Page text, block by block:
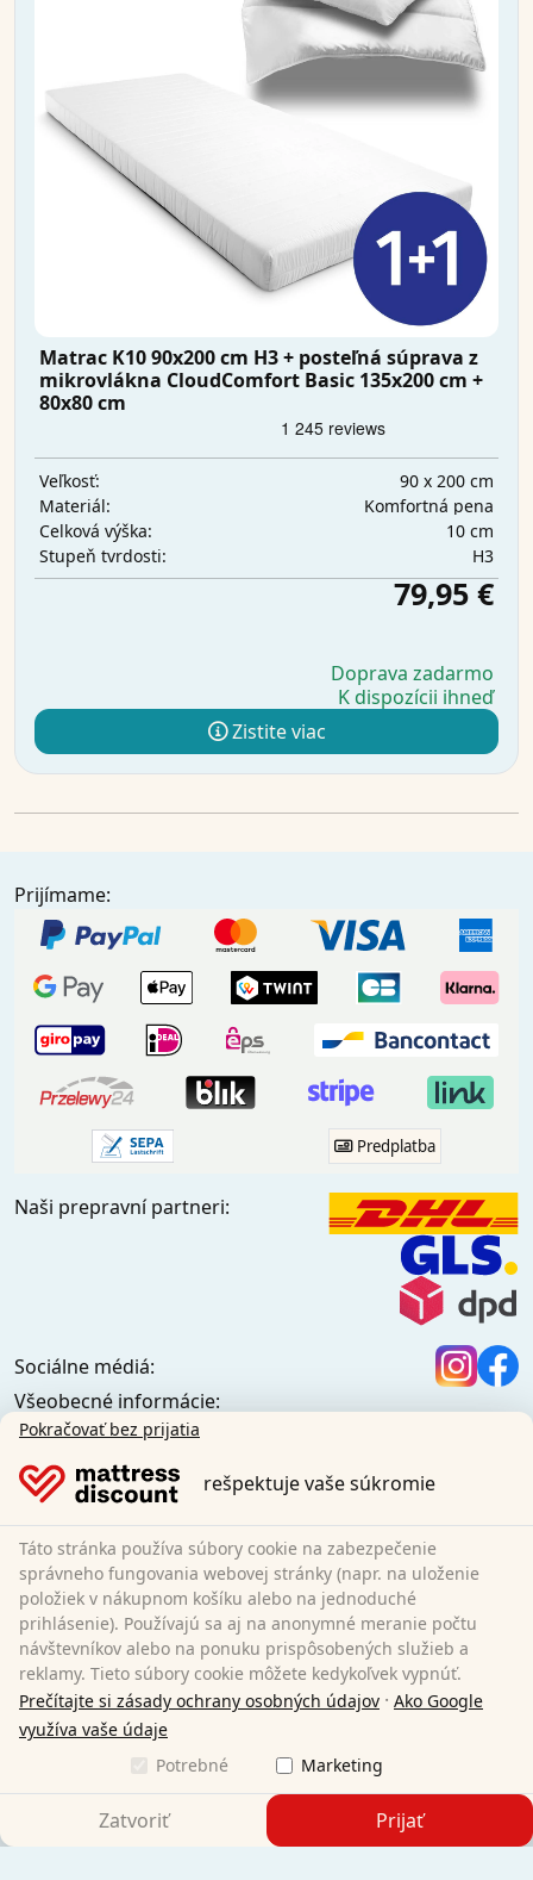
Matrac K10 90x200 cm H3 + posteľná súprava z
mikrovlákna CloudComfort Basic 135x200 cm +
80x80 cm
Veľkosť:
90 x 200 cm
Materiál:
Komfortná pena
Celková výška:
10 cm
Stupeň tvrdosti:
H3
79,95 €
Doprava zadarmo
K dispozícii ihneď
Zistite viac
Prijímame:
Predplatba
Naši prepravní partneri:
Sociálne médiá:
Všeobecné informácie:
Informačné centrum
Podmienky prepravy
Všeobecné podmienky (súkromní zákazníci)
Ochrana údajov
Cookies
Zásady zrušenia
Odtlačok
Odstúpiť od zmluvy
Sleezzz GmbH
Grebbener Str. 7
Nemecko
customer-service@matratzen.discount
Pokračovať bez prijatia
rešpektuje vaše súkromie
Táto stránka používa súbory cookie na zabezpečenie
správneho fungovania webovej stránky (napr. na uloženie
položiek v nákupnom košíku alebo na jednoduché
prihlásenie). Používajú sa aj na anonymné meranie počtu
návštevníkov alebo na ponuku prispôsobených služieb a
reklamy. Tieto súbory cookie môžete kedykoľvek vypnúť.
Prečítajte si zásady ochrany osobných údajov · Ako Google
využíva vaše údaje
Potrebné
Marketing
Zatvoriť Prijať